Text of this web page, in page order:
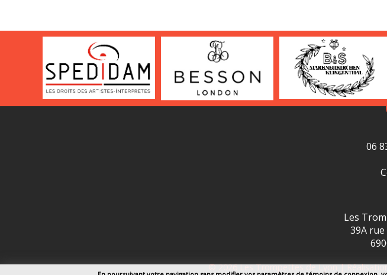
06
Les
39A rue
© 2026 Les Trompettes de Lyon |